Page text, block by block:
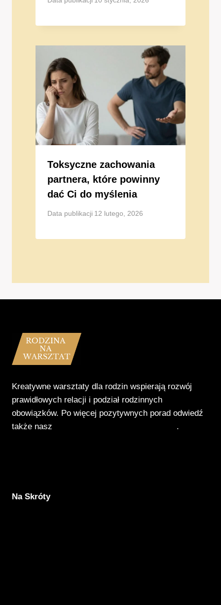
Toksyczne zachowania
partnera, które powinny
dać Ci do myślenia
Data publikacji 12 lutego, 2026
Kreatywne warsztaty dla rodzin wspierają rozwój
prawidłowych relacji i podział rodzinnych
obowiązków. Po więcej pozytywnych porad odwiedź
także nasz
.
Na Skróty